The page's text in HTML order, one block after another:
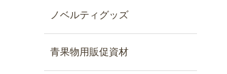
ノベルティグッズ
青果物用販促資材